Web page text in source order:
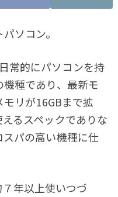
ソコン。
常的にパソコンを持
種であり、最新モ
リが16GBまで拡
るスペックでありな
パの高い機種に仕
年以上使いつづ